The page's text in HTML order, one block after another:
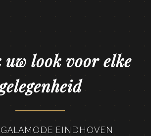
uw look voor elke
EINDHOVEN